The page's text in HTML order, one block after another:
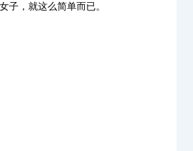
子，就这么简单而已。